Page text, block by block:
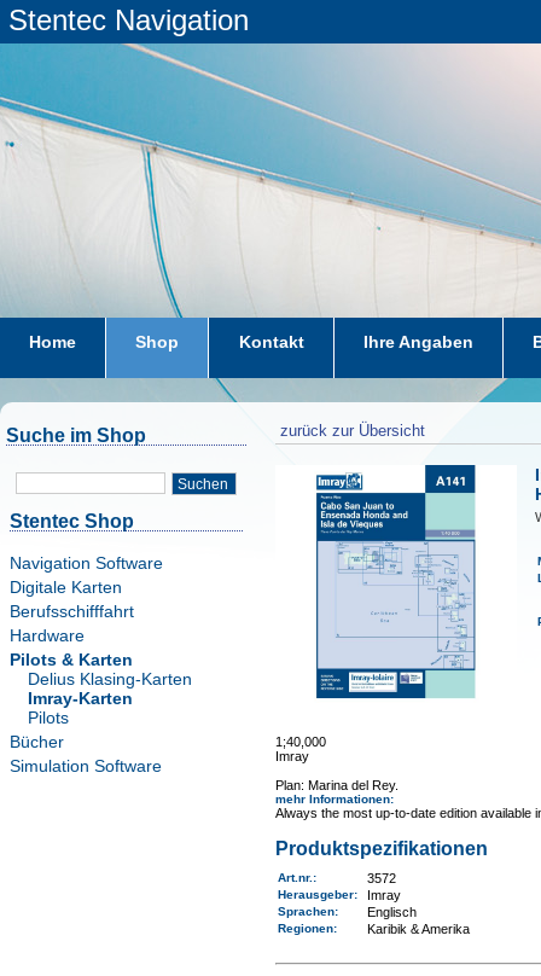
Stentec Navigation
Home Shop Kontakt Ihre Angaben
Suche im Shop
Suchen
Stentec Shop
Navigation Software
Digitale Karten
Berufsschifffahrt
Hardware
Pilots & Karten
Delius Klasing-Karten
Imray-Karten
Pilots
Bücher
Simulation Software
zurück zur Übersicht
1;40,000
Imray
Plan: Marina del Rey.
mehr Informationen:
Always the most up-to-date edition
Produktspezifikationen
Art.nr. : 3572
Herausgeber: Imray
Sprachen: Englisch
Regionen: Karibik & Amerika